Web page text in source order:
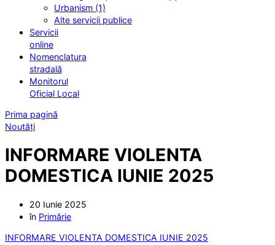
Urbanism (1)
Alte servicii publice
Servicii
online
Nomenclatura
stradală
Monitorul
Oficial Local
Prima pagină
Noutăți
INFORMARE VIOLENTA
DOMESTICA IUNIE 2025
20 Iunie 2025
în Primărie
INFORMARE VIOLENTA DOMESTICA IUNIE 2025